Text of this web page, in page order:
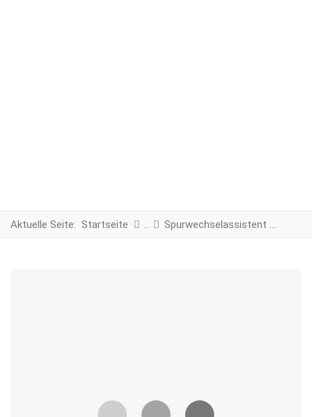
Aktuelle Seite: Startseite Spurwechselassistent Heckstoßstange